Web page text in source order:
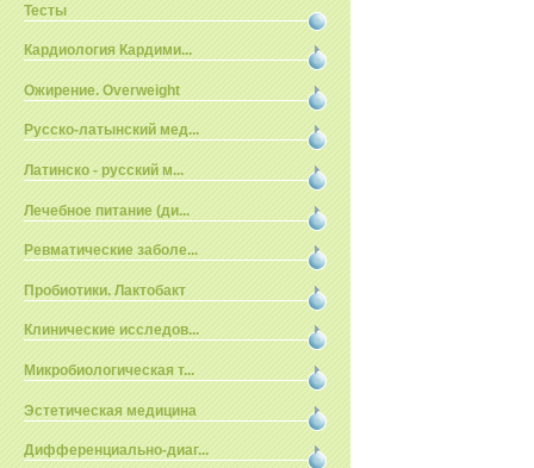
Тесты
Кардиология Кардими...
Ожирение. Overweight
Русско-латынский мед...
Латинско - русский м...
Лечебное питание (ди...
Ревматические заболе...
Пробиотики. Лактобакт
Клинические исследов...
Микробиологическая т...
Эстетическая медицина
Дифференциально-диаг...